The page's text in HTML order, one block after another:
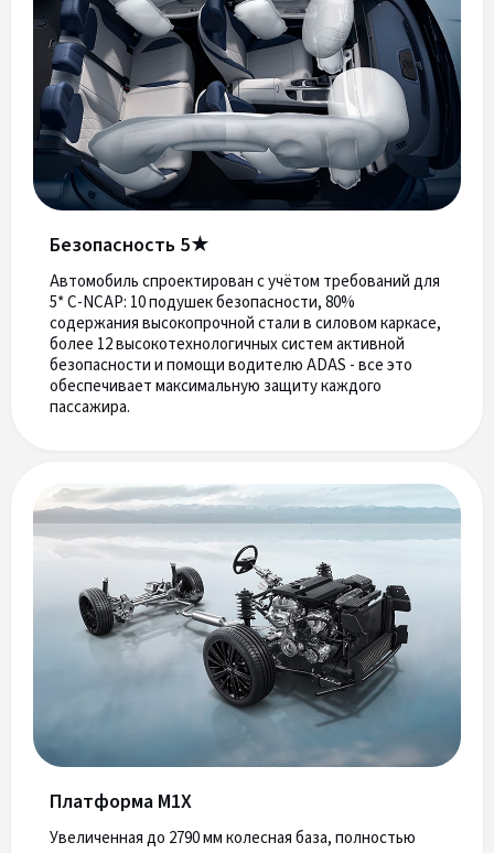
Безопасность 5★
Автомобиль спроектирован с учётом требований для
5* C-NCAP: 10 подушек безопасности, 80%
содержания высокопрочной стали в силовом каркасе,
более 12 высокотехнологичных систем активной
безопасности и помощи водителю ADAS - все это
обеспечивает максимальную защиту каждого
пассажира.
Платформа M1X
Увеличенная до 2790 мм колесная база, полностью